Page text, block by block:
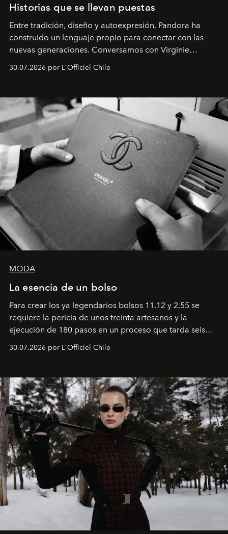
Historias que se llevan puestas
Entre tradición, diseño y autoexpresión, Pandora ha
construido un lenguaje propio para conectar con las
nuevas generaciones. Conversamos con Virginie
Latinoamérica, sobre identidad, cultura y el valor
30.07.2026 por L'Officiel Chile
MODA
La esencia de un bolso
Para crear los ya legendarios bolsos 11.12 y 2.55 se
requiere la pericia de unos treinta artesanos y la
ejecución de 180 pasos en un proceso que tarda seis
que se enseña solamente en la escuela de formación de
30.07.2026 por L'Officiel Chile